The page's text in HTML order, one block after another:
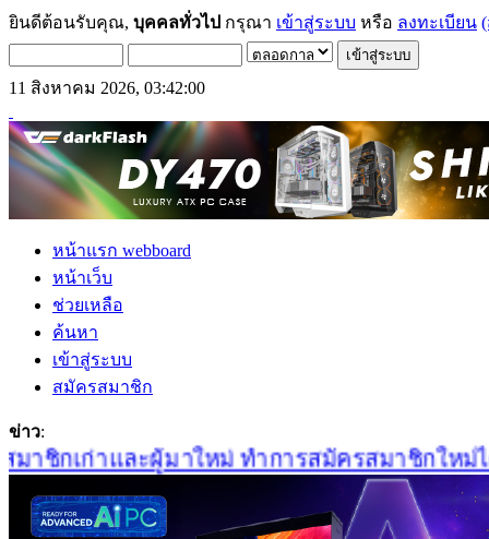
ยินดีต้อนรับคุณ, บุคคลทั่วไป กรุณา เข้าสู่ระบบ หรือ ลงทะเบียน
11 สิงหาคม 2026, 03:42:00
หน้าแรก webboard
หน้าเว็บ
ช่วยเหลือ
ค้นหา
เข้าสู่ระบบ
สมัครสมาชิก
ข่าว:
ชิกเก่าและผู้มาใหม่ ทำการสมัครสมาชิกใหม่ได้